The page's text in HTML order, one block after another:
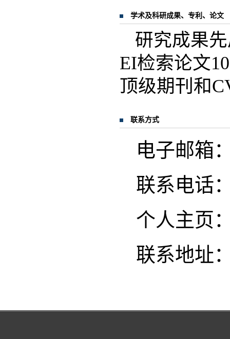
学术及科研成果、专利、论文
研究成果
EI检索论文
顶级期刊和
联系方式
电子邮箱
联系电话
个人主页
联系地址